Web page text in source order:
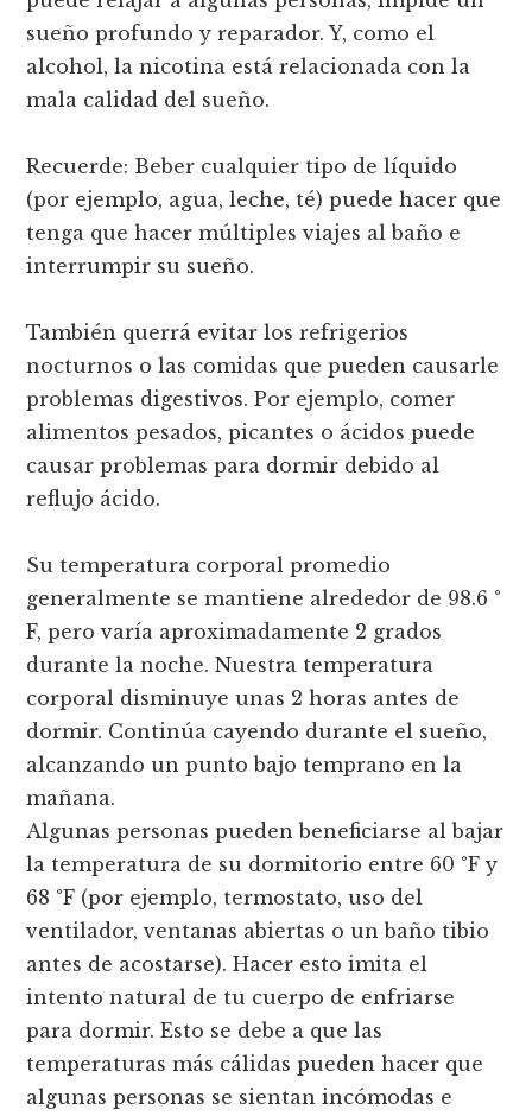
sueño profundo y reparador. Y, como el
alcohol, la nicotina está relacionada con la
mala calidad del sueño.
Recuerde: Beber cualquier tipo de líquido
(por ejemplo, agua, leche, té) puede hacer que
tenga que hacer múltiples viajes al baño e
interrumpir su sueño.
También querrá evitar los refrigerios
nocturnos o las comidas que pueden causarle
problemas digestivos. Por ejemplo, comer
alimentos pesados, picantes o ácidos puede
causar problemas para dormir debido al
reflujo ácido.
Su temperatura corporal promedio
generalmente se mantiene alrededor de 98.6 °
F, pero varía aproximadamente 2 grados
durante la noche. Nuestra temperatura
corporal disminuye unas 2 horas antes de
dormir. Continúa cayendo durante el sueño,
alcanzando un punto bajo temprano en la
mañana.
Algunas personas pueden beneficiarse al bajar
la temperatura de su dormitorio entre 60 °F y
68 °F (por ejemplo, termostato, uso del
ventilador, ventanas abiertas o un baño tibio
antes de acostarse). Hacer esto imita el
intento natural de tu cuerpo de enfriarse
para dormir. Esto se debe a que las
temperaturas más cálidas pueden hacer que
algunas personas se sientan incómodas e